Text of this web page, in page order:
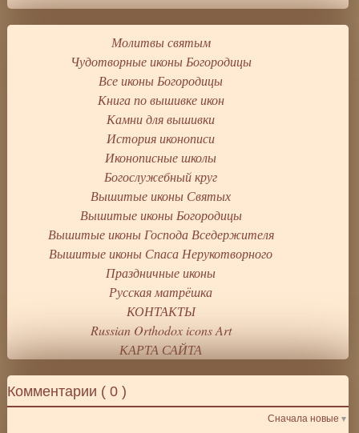
Комментарии (0 )
Сначала новые
Молитвы святым
Чудотворные иконы Богородицы
Все иконы Богородицы
Книга по вышивке икон
Камни для вышивки
История иконописи
Иконописные школы
Богослужебный круг
Вышитые иконы Святых
Вышитые иконы Богородицы
Вышитые иконы Господа Вседержителя
Вышитые иконы Спаса Нерукотворного
Праздничные иконы
Русская матрёшка
КОНТАКТЫ
Russian Orthodox icons Art
КАРТА САЙТА